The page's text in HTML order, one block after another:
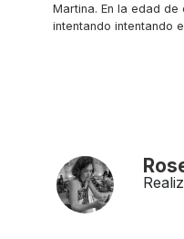
Martina. En la edad
intentando intentando